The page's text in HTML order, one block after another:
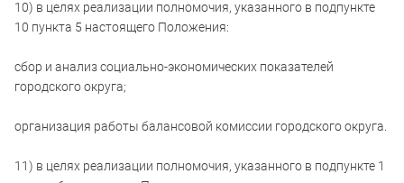
10) в целях реализации полномочия, указанного в подпункте
10 пункта 5 настоящего Положения:
сбор и анализ социально-экономических показателей
городского округа;
организация работы балансовой комиссии городского округа.
11) в целях реализации полномочия, указанного в подпункте 1